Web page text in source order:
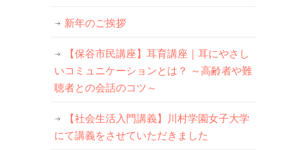
新年のご挨拶
【保谷市民講座】耳育講座｜耳にやさし
いコミュニケーションとは？ ～高齢者や難
聴者との会話のコツ～
【社会生活入門講義】川村学園女子大学
にて講義をさせていただきました